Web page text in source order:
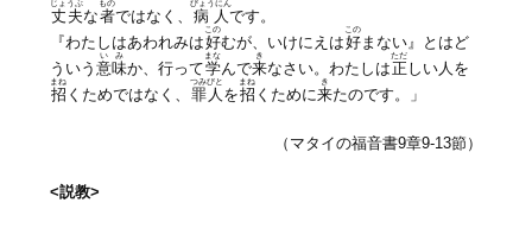
丈夫
じょうぶ
な者
もの
ではなく、 病人
びょうにん
です。
『わたしはあわれみは好
この
むが、いけにえは好
この
まない』とはど
ういう意味
いみ
か、行って学
まな
んで来
き
なさい。わたしは正
ただ
しい人を
招
まね
くためではなく、 罪人
つみびと
を招
まね
くために来
き
たのです。」
（マタイの福音書9章9-13節）
<説教>